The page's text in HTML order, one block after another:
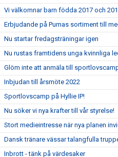
Vi välkomnar barn födda 2017 och
Erbjudande på Pumas sortiment till
Nu startar fredagsträningar igen
Nu rustas framtidens unga kvinnliga
Glöm inte att anmäla till
Inbjudan till årsmöte 2022
Sportlovscamp på Hyllie IP!
Nu söker vi nya krafter till vår styrelse!
Stort medieintresse när nya planen
Dansk tränare vässar talangfulla
Inbrott - tänk på värdesaker